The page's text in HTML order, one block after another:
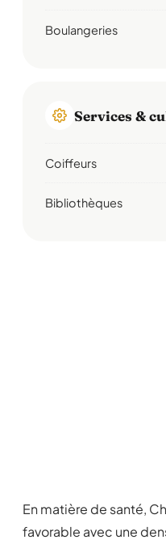
Boulangeries
Services &
Coiffeurs
Bibliothèques
En matière de santé,
favorable avec une